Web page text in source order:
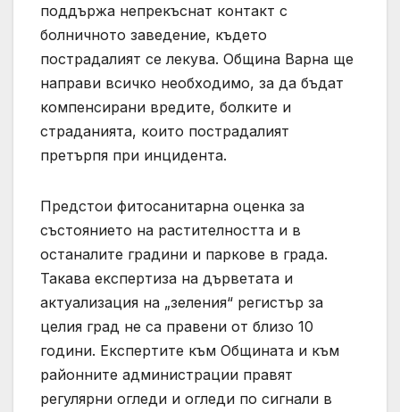
поддържа непрекъснат контакт с
болничното заведение, където
пострадалият се лекува. Община Варна ще
направи всичко необходимо, за да бъдат
компенсирани вредите, болките и
страданията, които пострадалият
претърпя при инцидента.
Предстои фитосанитарна оценка за
състоянието на растителността и в
останалите градини и паркове в града.
Такава експертиза на дърветата и
актуализация на „зеления“ регистър за
целия град не са правени от близо 10
години. Експертите към Общината и към
районните администрации правят
регулярни огледи и огледи по сигнали в